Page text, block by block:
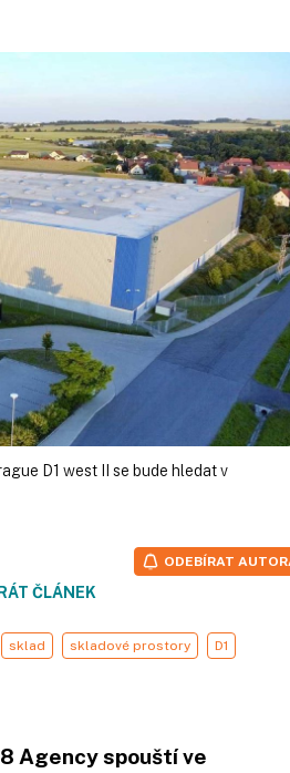
D1 west II se bude hledat v
ČLÁNEK
ODEBÍRAT
sklad skladové prostory D1
Agency spouští ve